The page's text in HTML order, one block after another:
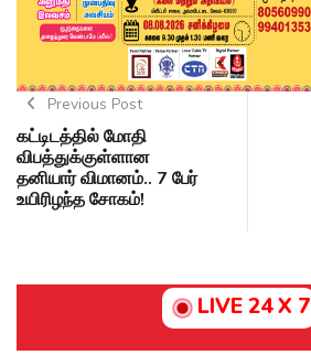
Previous Post
கட்டிடத்தில் மோதி
விபத்துக்குள்ளான
தனியார் விமானம்.. 7 பேர்
உயிரிழந்த சோகம்!
LIVE 24 X 7